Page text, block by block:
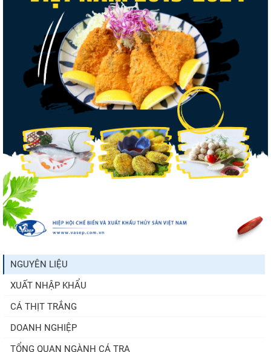
Nguồn cung giảm, giá cá rô phi Trung Quốc
tiếp tục tăng
Xuất khẩu cá ngừ Việt Nam sang Canada
tăng nhẹ, áp lực mới...
Trung Quốc tăng mạnh nhập khẩu mực,
trong khi nguồn cung...
Xuất khẩu cá tra sang CPTPP: Mở rộng cơ
hội cho hàng giá trị...
NGUYÊN LIỆU
XUẤT NHẬP KHẨU
CÁ THỊT TRẮNG
DOANH NGHIỆP
TỔNG QUAN NGÀNH CÁ TRA